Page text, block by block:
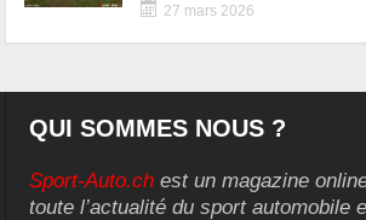
27 mars 2026
QUI SOMMES NOUS ?
Sport-Auto.ch est un magazine
toute l’actualité du sport automobile